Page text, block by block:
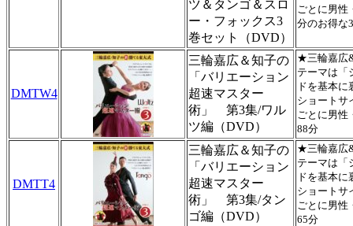
ツ＆タンゴ＆スロ
ー・フォックス3
巻セット（DVD）
ごとに男性
分のお得な
DMTW4
三輪嘉広＆知子の
「バリエーション
超速マスター
術」 第3集/ワル
ツ編（DVD）
★三輪嘉広
テーマは「
ドを基本
ショートサ
ごとに男性
88分
DMTT4
三輪嘉広＆知子の
「バリエーション
超速マスター
術」 第3集/タン
ゴ編（DVD）
★三輪嘉広
テーマは「
ドを基本
ショートサ
ごとに男性
65分